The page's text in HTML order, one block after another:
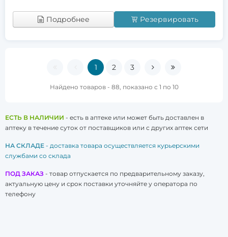
Подробнее Резервировать
1 2 3
Найдено товаров - 88, показано с 1 по 10
ЕСТЬ В НАЛИЧИИ - есть в аптеке или может быть доставлен в
аптеку в течение суток от поставщиков или с других аптек сети
НА СКЛАДЕ - доставка товара осуществляется курьерскими
службами со склада
ПОД ЗАКАЗ - товар отпускается по предварительному заказу,
актуальную цену и срок поставки уточняйте у оператора по
телефону